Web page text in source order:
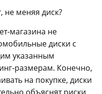
магазина не
диски с
указанным
размерам. Конечно,
на покупке, диски